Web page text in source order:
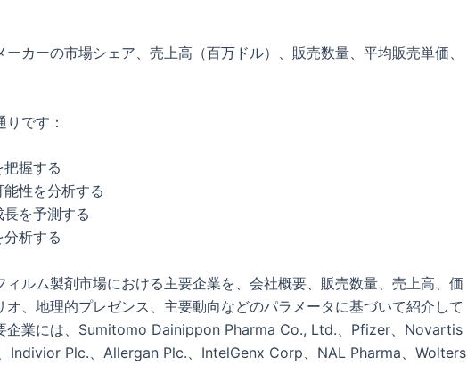
カーの市場シェア、売上高（百万ドル）、販売数量、平均販売単価、
です：
握する
性を分析する
を予測する
析する
ルム製剤市場における主要企業を、会社概要、販売数量、売上高、価
、地理的プレゼンス、主要動向などのパラメータに基づいて紹介して
企業には、Sumitomo Dainippon Pharma Co., Ltd.、Pfizer、Novartis
Indivior Plc.、Allergan Plc.、IntelGenx Corp、NAL Pharma、Wolters